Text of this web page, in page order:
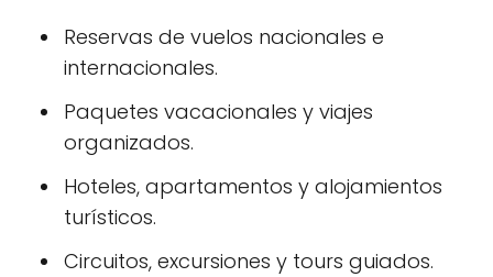
Reservas de vuelos nacionales e
internacionales.
Paquetes vacacionales y viajes
organizados.
Hoteles, apartamentos y alojamientos
turísticos.
Circuitos, excursiones y tours guiados.